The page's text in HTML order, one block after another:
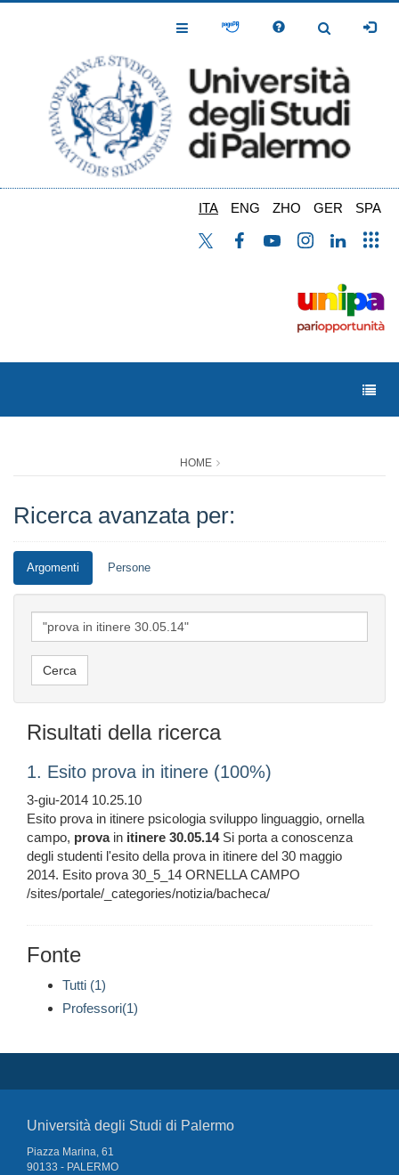
Toggle
Toggle
ITA ENG ZHO GER SPA
HOME
Ricerca avanzata per:
Argomenti Persone
Risultati della ricerca
1. Esito prova in itinere (100%)
3-giu-2014 10.25.10
Esito prova in itinere psicologia sviluppo linguaggio, ornella
campo, provain itinere 30.05.14Si porta a conoscenza
degli studenti l'esito della prova in itinere del 30 maggio
2014. Esito prova 30_5_14 ORNELLA CAMPO
/sites/portale/_categories/notizia/bacheca/
Fonte
Tutti (1)
Professori(1)
Università degli Studi di Palermo
Piazza Marina, 61
90133 - PALERMO